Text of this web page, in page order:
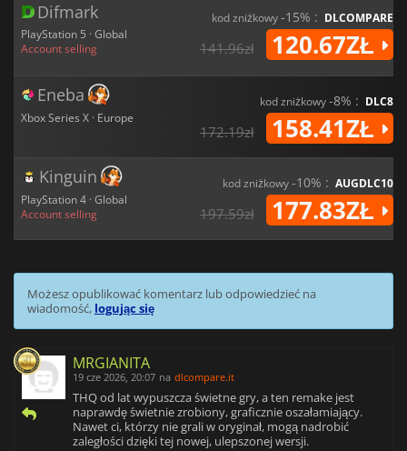
Difmark
PlayStation 5 · Global
Account selling
kod zniżkowy-15% : DLCOMPARE
141.96zł 120.67ZŁ
Eneba
Xbox Series X · Europe
kod zniżkowy-8% : DLC8
172.19zł 158.41ZŁ
Kinguin
PlayStation 4 · Global
Account selling
kod zniżkowy-10% : AUGDLC10
197.59zł 177.83ZŁ
Możesz opublikować komentarz lub odpowiedzieć na
wiadomość, logując się
MRGIANITA
19 cze 2026, 20:07 na dlcompare.it
THQ od lat wypuszcza świetne gry, a ten remake jest
naprawdę świetnie zrobiony, graficznie oszałamiający.
Nawet ci, którzy nie grali w oryginał, mogą nadrobić
zaległości dzięki tej nowej, ulepszonej wersji.